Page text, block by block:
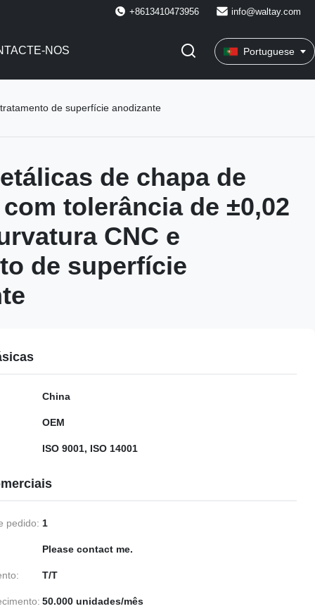
+8613410473956 info@waltay.com
NOS Portuguese
de superfície anodizante
de chapa de
tolerância de ±0,02
CNC e
de superfície
China
OEM
ISO 9001, ISO 14001
pedido: 1
Please contact me.
T/T
50.000 unidades/mês